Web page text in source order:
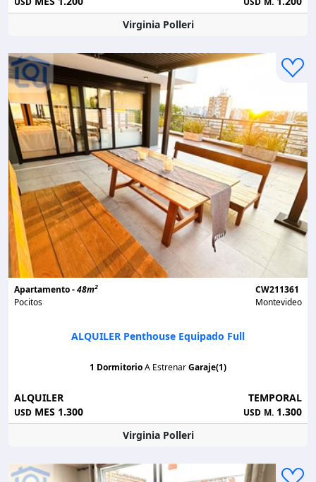
Virginia Polleri
Apartamento -48m2
Pocitos
CW211361
Montevideo
ALQUILER Penthouse Equipado Full
1 DormitorioA EstrenarGaraje(1)
ALQUILER
USD MES 1.300
TEMPORAL
USD M. 1.300
Virginia Polleri